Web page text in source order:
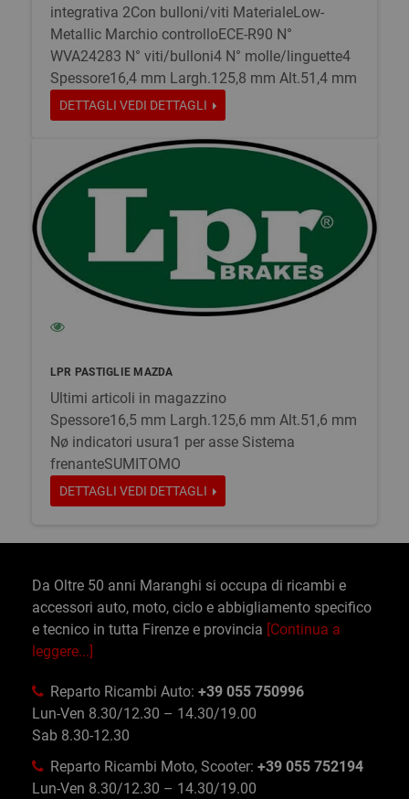
integrativa 2Con bulloni/viti MaterialeLow-
Metallic Marchio controlloECE-R90 N°
WVA24283 N° viti/bulloni4 N° molle/linguette4
Spessore16,4 mm Largh.125,8 mm Alt.51,4 mm
DETTAGLI VEDI DETTAGLI
LPR PASTIGLIE MAZDA
Ultimi articoli in magazzino
Spessore16,5 mm Largh.125,6 mm Alt.51,6 mm
Nø indicatori usura1 per asse Sistema
frenanteSUMITOMO
DETTAGLI VEDI DETTAGLI
Da Oltre 50 anni Maranghi si occupa di ricambi e
accessori auto, moto, ciclo e abbigliamento specifico
e tecnico in tutta Firenze e provincia [Continua a
leggere...]
Reparto Ricambi Auto: +39 055 750996
Lun-Ven 8.30/12.30 – 14.30/19.00
Sab 8.30-12.30
Reparto Ricambi Moto, Scooter: +39 055 752194
Lun-Ven 8.30/12.30 – 14.30/19.00